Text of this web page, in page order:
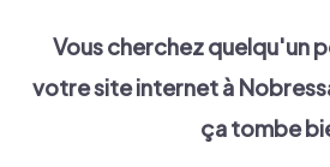
Vous cherchez quelqu'un
votre site internet à
ça tombe